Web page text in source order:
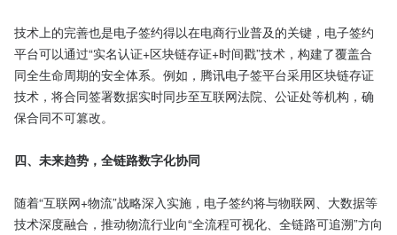
技术上的完善也是电子签约得以在电商行业普及的关键，电子签约
平台可以通过“实名认证+区块链存证+时间戳”技术，构建了覆盖合
同全生命周期的安全体系。例如，腾讯电子签平台采用区块链存证
技术，将合同签署数据实时同步至互联网法院、公证处等机构，确
保合同不可篡改。
四、未来趋势，全链路数字化协同
随着“互联网+物流”战略深入实施，电子签约将与物联网、大数据等
技术深度融合，推动物流行业向“全流程可视化、全链路可追溯”方向